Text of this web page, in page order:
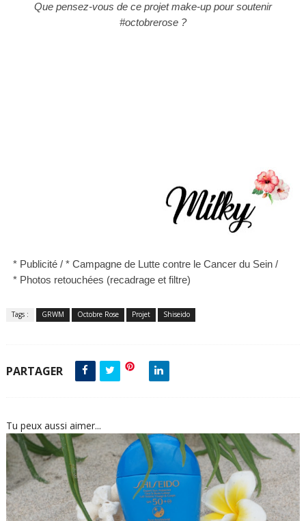
Que pensez-vous de ce projet make-up pour soutenir
#octobrerose ?
* Publicité / * Campagne de Lutte contre le Cancer du Sein /
* Photos retouchées (recadrage et filtre)
Tags : GRWM Octobre Rose Projet Shiseido
PARTAGER
Tu peux aussi aimer...